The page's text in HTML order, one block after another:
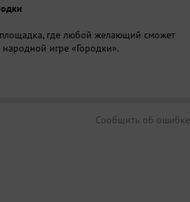
где любой желающий сможет
народной игре «Городки».
Сообщить об ошибке